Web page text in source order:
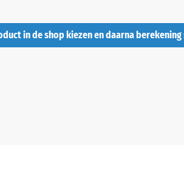
in de shop kiezen en daarna